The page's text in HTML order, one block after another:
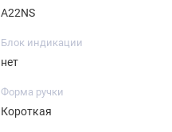
A22NS
Блок индикации
нет
Форма ручки
Короткая